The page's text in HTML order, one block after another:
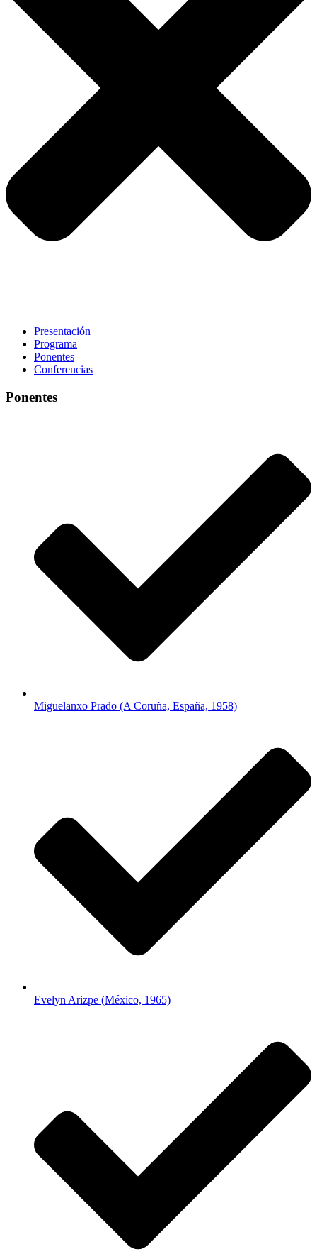
Presentación
Programa
Ponentes
Conferencias
Ponentes
Miguelanxo Prado (A Coruña, España, 1958)
Evelyn Arizpe (México, 1965)